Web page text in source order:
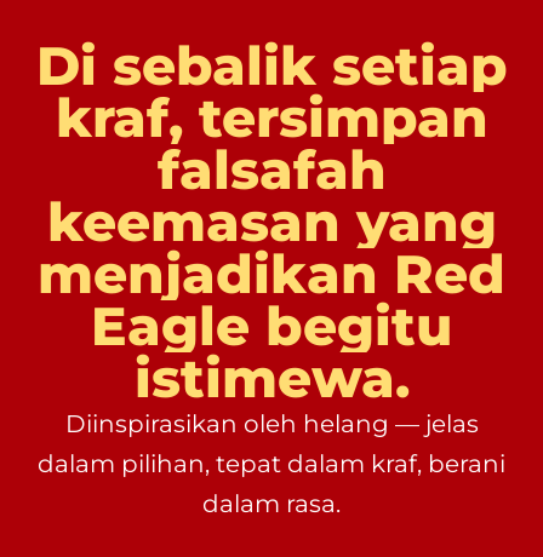
Di sebalik setiap
kraf, tersimpan
falsafah
keemasan yang
menjadikan Red
Eagle begitu
istimewa.
Diinspirasikan oleh helang — jelas
dalam pilihan, tepat dalam kraf, berani
dalam rasa.